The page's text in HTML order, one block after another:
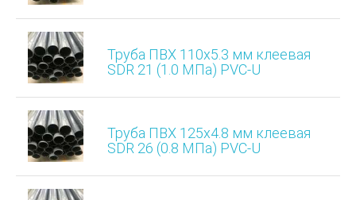
Труба ПВХ 110х5.3 мм клеевая
SDR 21 (1.0 МПа) PVC-U
Труба ПВХ 125х4.8 мм клеевая
SDR 26 (0.8 МПа) PVC-U